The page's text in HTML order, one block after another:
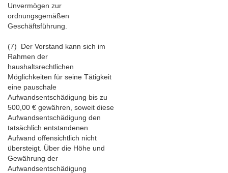
Unvermögen zur
ordnungsgemäßen
Geschäftsführung.
(7) Der Vorstand kann sich im
Rahmen der
haushaltsrechtlichen
Möglichkeiten für seine Tätigkeit
eine pauschale
Aufwandsentschädigung bis zu
500,00 € gewähren, soweit diese
Aufwandsentschädigung den
tatsächlich entstandenen
Aufwand offensichtlich nicht
übersteigt. Über die Höhe und
Gewährung der
Aufwandsentschädigung